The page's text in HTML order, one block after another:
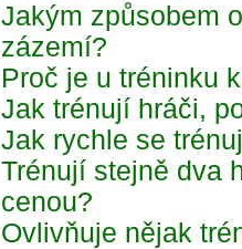
Jakým způsobem
zázemí?
Proč je u tréninku
Jak trénují hráči,
Jak rychle se
Trénují stejně dva
cenou?
Ovlivňuje nějak